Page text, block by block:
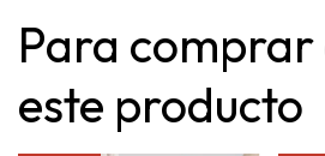
Para comprar
este producto